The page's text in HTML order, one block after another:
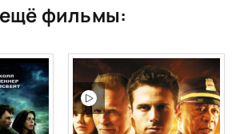
фильмы: